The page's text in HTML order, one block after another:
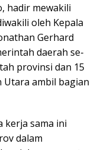
hadir mewakili
oleh Kepala
Gerhard
daerah se-
provinsi dan 15
ambil bagian
kerja sama ini
dalam